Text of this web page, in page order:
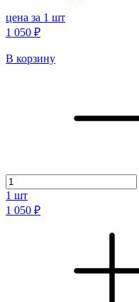
цена за 1 шт
1 050 ₽
В корзину
1 шт
1 050 ₽